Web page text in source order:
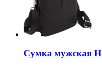
Сумка мужская